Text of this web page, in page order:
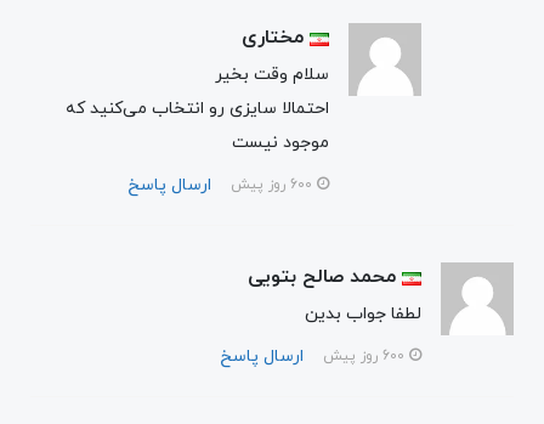
مختاری
سلام وقت بخیر
احتمالا سایزی رو انتخاب می‌کنید که
موجود نیست
ارسال پاسخ
محمد صالح بتویی
لطفا جواب بدین
ارسال پاسخ